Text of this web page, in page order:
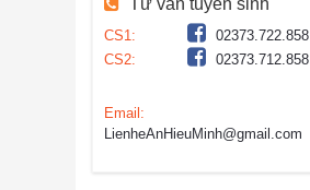
CS1:
02373.722.858
CS2:
02373.712.858
Email:
LienheAnHieuMinh@gmail.com